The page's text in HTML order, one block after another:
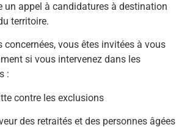
un appel à candidatures à destination
territoire.
concernées, vous êtes invitées à vous
si vous intervenez dans les
:
contre les exclusions
des retraités et des personnes âgées